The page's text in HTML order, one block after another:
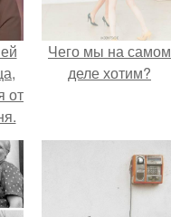
от
Чего мы на самом
деле хотим?